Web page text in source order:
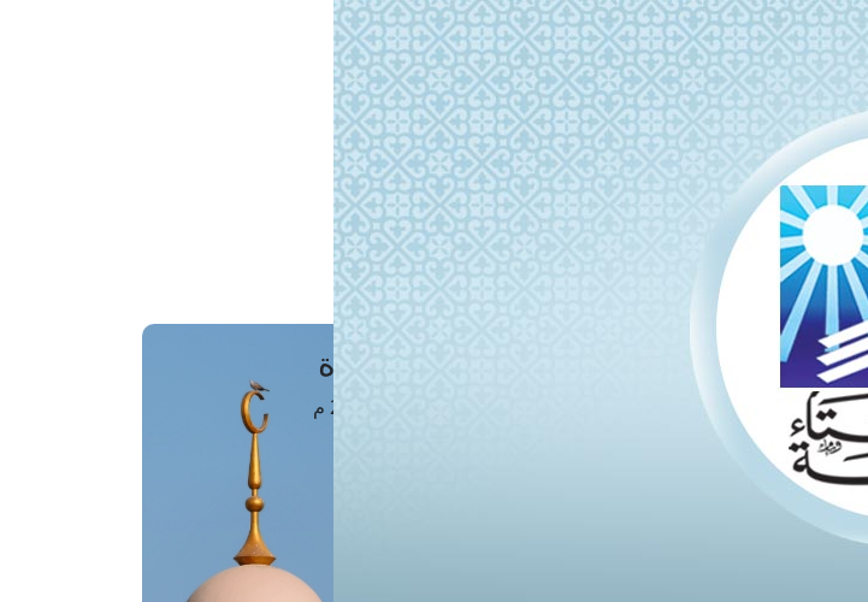
استعلام عن فتوى
حجز موعد
الفتوى الهاتفية
مَواقِيتُ الصَّـــلاة